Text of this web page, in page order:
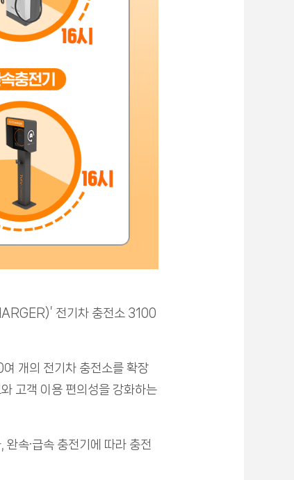
전기차 충전소 3100
개의 전기차 충전소를 확장
고객 이용 편의성을 강화하는
속·급속 충전기에 따라 충전